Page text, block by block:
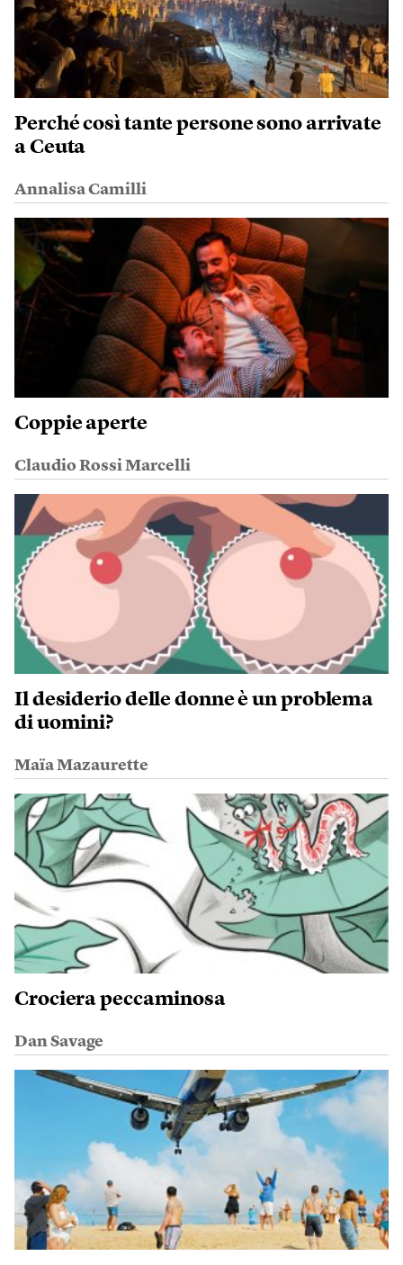
Perché così tante persone sono arrivate
a Ceuta
Annalisa Camilli
Coppie aperte
Claudio Rossi Marcelli
Il desiderio delle donne è un problema
di uomini?
Maïa Mazaurette
Crociera peccaminosa
Dan Savage